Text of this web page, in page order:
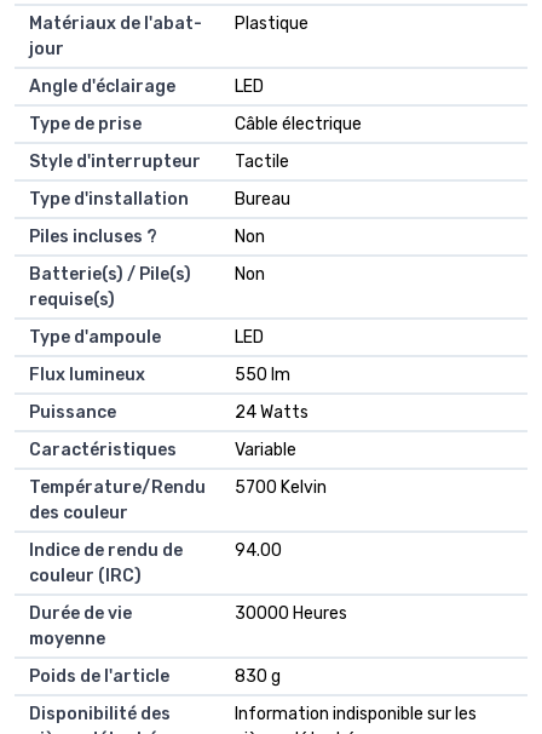
Matériaux de l'abat-
jour
‎Plastique
Angle d'éclairage
‎LED
Type de prise
‎Câble électrique
Style d'interrupteur
‎Tactile
Type d'installation
‎Bureau
Piles incluses ?
‎Non
Batterie(s) / Pile(s)
requise(s)
‎Non
Type d'ampoule
‎LED
Flux lumineux
‎550 lm
Puissance
‎24 Watts
Caractéristiques
‎Variable
Température/Rendu
des couleur
‎5700 Kelvin
Indice de rendu de
couleur (IRC)
‎94.00
Durée de vie
moyenne
‎30000 Heures
Poids de l'article
‎830 g
Disponibilité des
‎Information indisponible sur les